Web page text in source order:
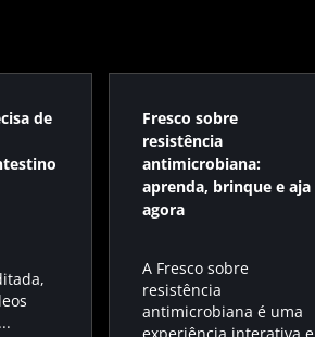
de
Fresco sobre
resistência
antimicrobiana:
aprenda, brinque e aja
agora
A Fresco sobre
resistência
antimicrobiana é uma